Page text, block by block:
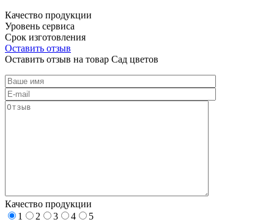
Качество продукции
Уровень сервиса
Срок изготовления
Оставить отзыв
Оставить отзыв на товар Сад цветов
Качество продукции
1
2 3 4
5